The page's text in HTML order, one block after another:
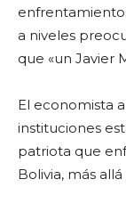
a niveles
que «un Javier
El economista
instituciones
patriota que
Bolivia, más